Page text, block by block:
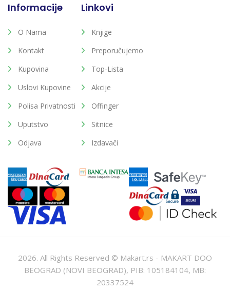
Informacije
O Nama
Kontakt
Kupovina
Uslovi Kupovine
Polisa Privatnosti
Uputstvo
Odjava
Linkovi
Knjige
Preporučujemo
Top-Lista
Akcije
Offinger
Sitnice
Izdavači
2026. All Rights Reserved © Makart.rs - MAKART DOO
BEOGRAD (NOVI BEOGRAD), PIB: 105184104, MB:
20337524